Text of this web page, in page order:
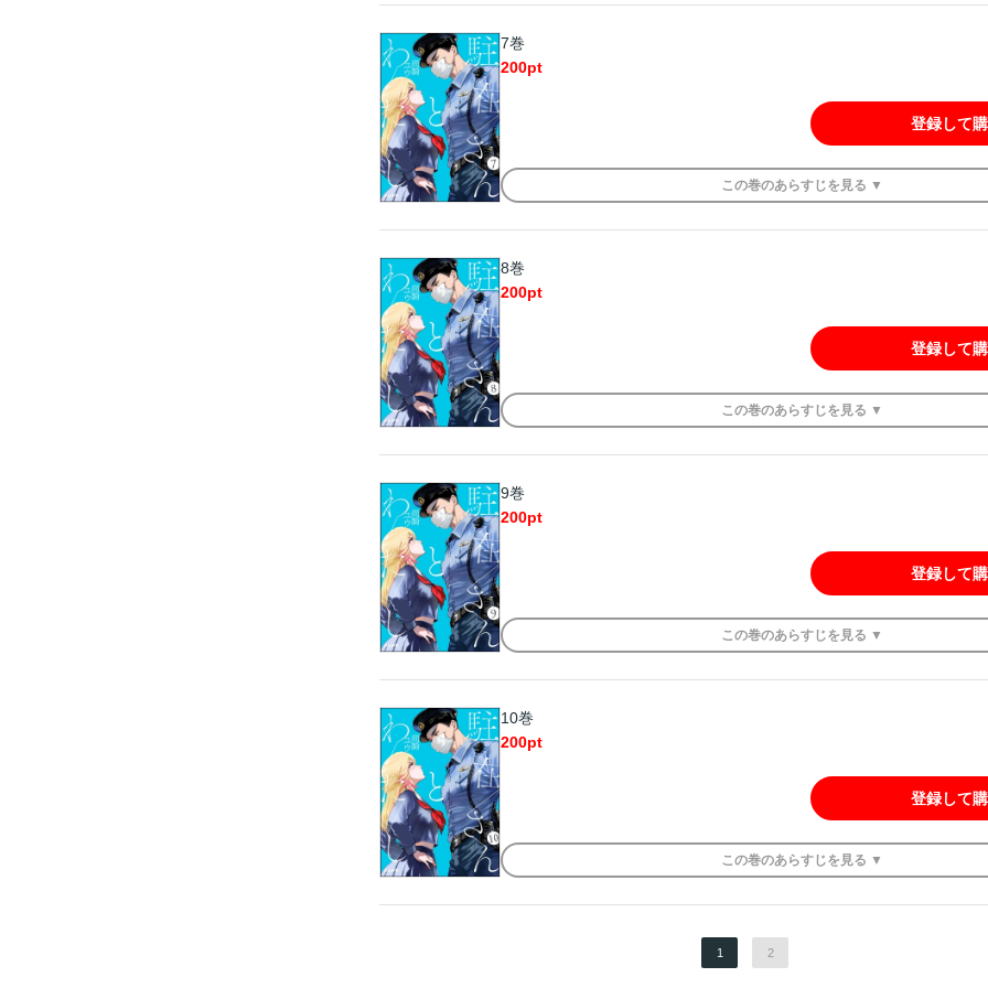
7巻
200pt
登録して
この巻のあらすじを 見る ▼
8巻
200pt
登録して
この巻のあらすじを 見る ▼
9巻
200pt
登録して
この巻のあらすじを 見る ▼
10巻
200pt
登録して
この巻のあらすじを 見る ▼
1 2